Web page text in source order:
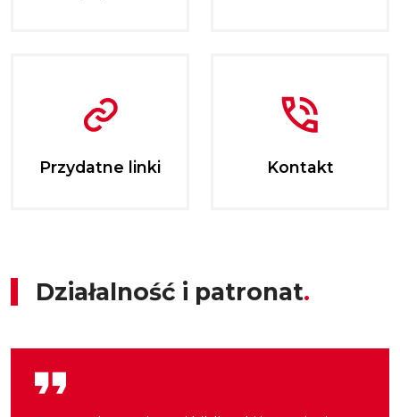
Przydatne linki Kontakt
Działalność i patronat